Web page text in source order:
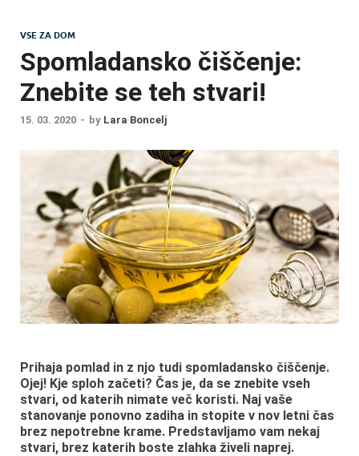
VSE ZA DOM
Spomladansko čiščenje:
Znebite se teh stvari!
15. 03. 2020 - by Lara Boncelj
Prihaja pomlad in z njo tudi spomladansko čiščenje.
Ojej! Kje sploh začeti? Čas je, da se znebite vseh
stvari, od katerih nimate več koristi. Naj vaše
stanovanje ponovno zadiha in stopite v nov letni čas
brez nepotrebne krame. Predstavljamo vam nekaj
stvari, brez katerih boste zlahka živeli naprej.